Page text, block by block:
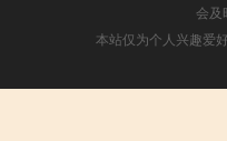
会及
本站仅为个人兴趣爱